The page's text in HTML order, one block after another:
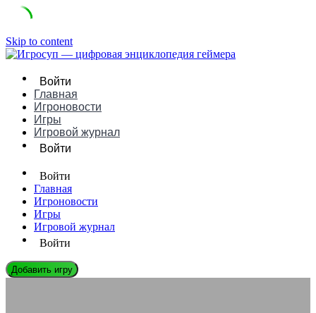
Skip to content
Войти
Главная
Игроновости
Игры
Игровой журнал
Войти
Войти
Главная
Игроновости
Игры
Игровой журнал
Войти
Добавить игру